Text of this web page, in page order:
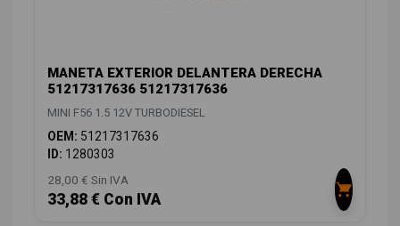
MANETA EXTERIOR DELANTERA DERECHA
51217317636 51217317636
MINI F56 1.5 12V TURBODIESEL
OEM: 51217317636
ID: 1280303
28,00 € Sin IVA
33,88 € Con IVA